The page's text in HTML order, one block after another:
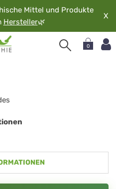
Mittel und Produkte
Hersteller🌿
X
0